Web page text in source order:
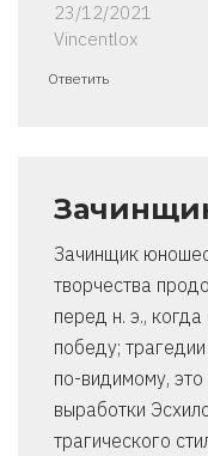
23/12/2021
Vincentlox
Ответить
Зачинщик
творчества
перед н. э.,
победу;
по-видимому,
выработки
трагического